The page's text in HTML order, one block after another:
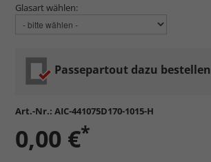
Glasart wählen:
Passepartout dazu bestellen
Art.-Nr.: AIC-441075D170-1015-H
0,00 €*